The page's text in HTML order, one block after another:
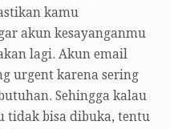
kamu
akun kesayanganmu
lagi. Akun email
urgent karena sering
Sehingga kalau
tidak bisa dibuka, tentu